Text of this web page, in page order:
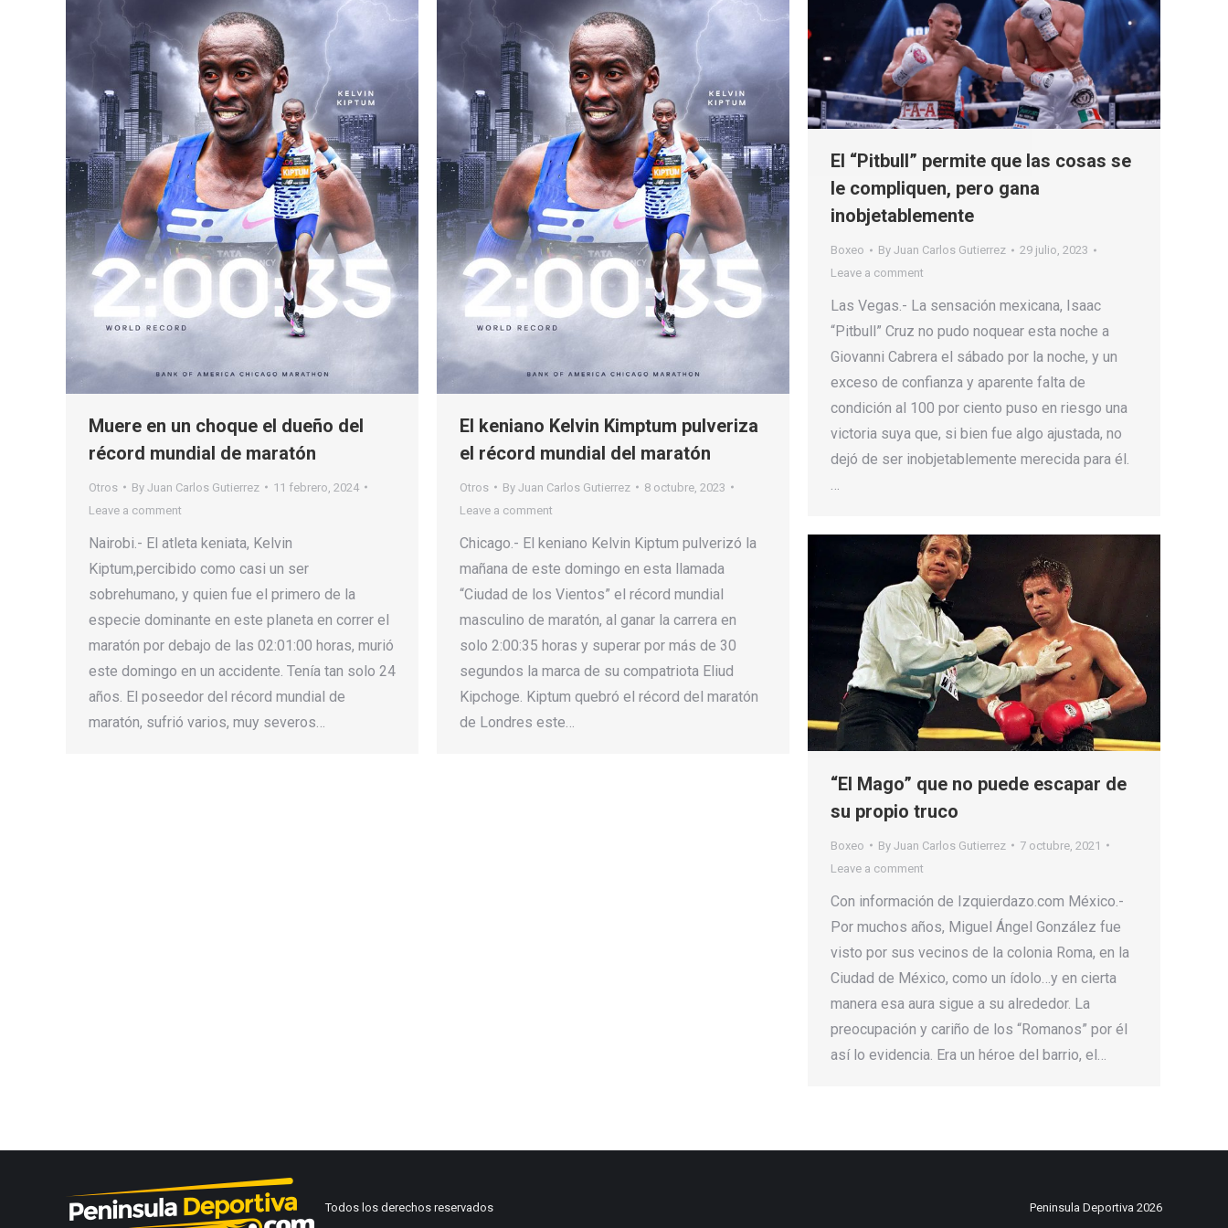
Muere en un choque el dueño del
récord mundial de maratón
Otros By Juan Carlos Gutierrez
11 febrero, 2024
Leave a comment
Nairobi.- El atleta keniata, Kelvin
Kiptum,percibido como casi un ser
sobrehumano, y quien fue el primero de la
especie dominante en este planeta en correr el
maratón por debajo de las 02:01:00 horas, murió
este domingo en un accidente. Tenía tan solo 24
años. El poseedor del récord mundial de
maratón, sufrió varios, muy severos…
El keniano Kelvin Kimptum pulveriza
el récord mundial del maratón
Otros By Juan Carlos Gutierrez
8 octubre, 2023
Leave a comment
Chicago.- El keniano Kelvin Kiptum pulverizó la
mañana de este domingo en esta llamada
“Ciudad de los Vientos” el récord mundial
masculino de maratón, al ganar la carrera en
solo 2:00:35 horas y superar por más de 30
segundos la marca de su compatriota Eliud
Kipchoge. Kiptum quebró el récord del maratón
de Londres este…
El “Pitbull” permite que las cosas se
le compliquen, pero gana
inobjetablemente
Boxeo By Juan Carlos Gutierrez
29 julio, 2023
Leave a comment
Las Vegas.- La sensación mexicana, Isaac
“Pitbull” Cruz no pudo noquear esta noche a
Giovanni Cabrera el sábado por la noche, y un
exceso de confianza y aparente falta de
condición al 100 por ciento puso en riesgo una
victoria suya que, si bien fue algo ajustada, no
dejó de ser inobjetablemente merecida para él.
…
“El Mago” que no puede escapar de
su propio truco
Boxeo By Juan Carlos Gutierrez
7 octubre, 2021
Leave a comment
Con información de Izquierdazo.com México.-
Por muchos años, Miguel Ángel González fue
visto por sus vecinos de la colonia Roma, en la
Ciudad de México, como un ídolo…y en cierta
manera esa aura sigue a su alrededor. La
preocupación y cariño de los “Romanos” por él
así lo evidencia. Era un héroe del barrio, el…
Todos los derechos reservados Peninsula Deportiva 2026